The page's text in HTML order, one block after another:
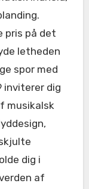
pris på det
letheden
spor med
inviterer dig
musikalsk
dig i
af